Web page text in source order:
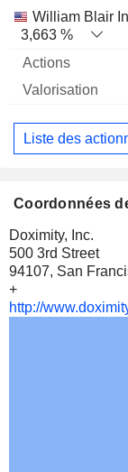
William Blair
3,663 %
Liste des
Coordonnées
Doximity, Inc.
500 3rd Street
94107, San
+
http://